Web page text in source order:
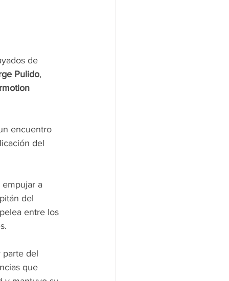
de
Pulido,
encuentro
del
a
del
entre los
parte del
que